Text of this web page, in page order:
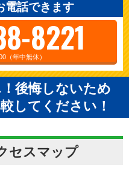
電話できます
8221
（年中無休）
後悔しないため
してください！
セスマップ